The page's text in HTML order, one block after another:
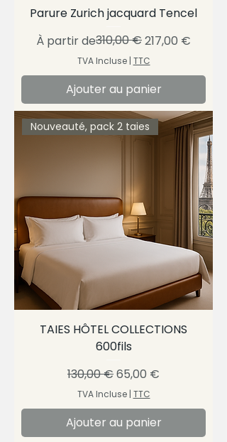
Parure Zurich jacquard Tencel
À partir de
Prix original310,00 €217,00 €
Prix promotionnel
TVA Incluse| TTC
Ajouter au panier
Nouveauté, pack 2 taies
TAIES HÔTEL COLLECTIONS
600fils
Prix original
130,00 €Prix promotionnel
65,00 €
TVA Incluse| TTC
Ajouter au panier